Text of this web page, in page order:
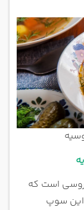
روسی است که
این سوپ